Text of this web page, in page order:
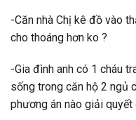
-Căn nhà Chị kê đồ vào
cho thoáng hơn ko ?
-Gia đình anh có 1 cháu
sống trong căn hộ 2 ngủ
phương án nào giải quyết